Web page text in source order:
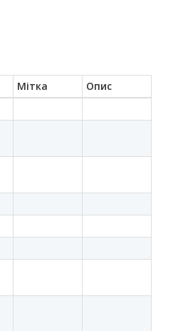
Мітка
Опис